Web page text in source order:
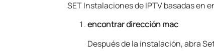
SET Instalaciones de IPTV basadas en
encontrar dirección mac
Después de la instalación, abra